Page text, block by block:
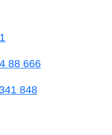
88 666
848